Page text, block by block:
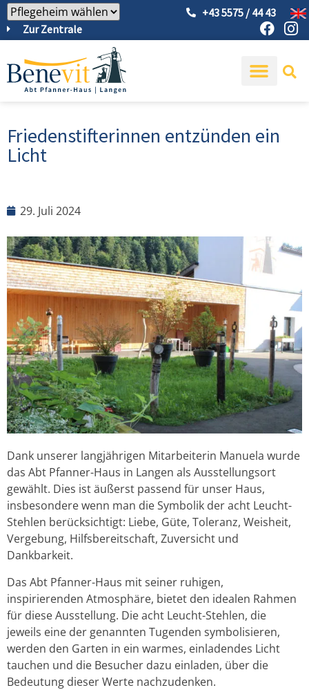
Zur Zentrale
+43 5575 / 44 43
Friedenstifterinnen entzünden ein
Licht
29. Juli 2024
Dank unserer langjährigen Mitarbeiterin Manuela wurde
das Abt Pfanner-Haus in Langen als Ausstellungsort
gewählt. Dies ist äußerst passend für unser Haus,
insbesondere wenn man die Symbolik der acht Leucht-
Stehlen berücksichtigt: Liebe, Güte, Toleranz, Weisheit,
Vergebung, Hilfsbereitschaft, Zuversicht und
Dankbarkeit.
Das Abt Pfanner-Haus mit seiner ruhigen,
inspirierenden Atmosphäre, bietet den idealen Rahmen
für diese Ausstellung. Die acht Leucht-Stehlen, die
jeweils eine der genannten Tugenden symbolisieren,
werden den Garten in ein warmes, einladendes Licht
tauchen und die Besucher dazu einladen, über die
Bedeutung dieser Werte nachzudenken.